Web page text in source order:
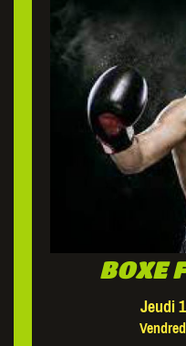
BOXE
Jeudi